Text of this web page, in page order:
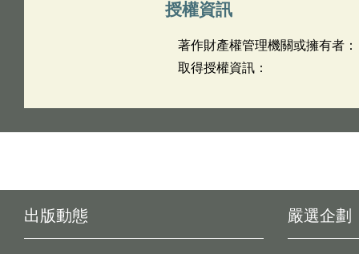
授權資訊
著作財產權管理機關或擁有者：
取得授權資訊：
出版動態 嚴選企劃